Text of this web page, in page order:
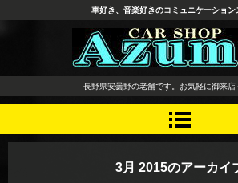
長野県 安曇野市 タ
イール デッドニング
ーディオ レカロシ
車好き、音楽好きのコミュニケーション
長野県安曇野の老舗です。お気軽に御来
3月 2015のアーカイ